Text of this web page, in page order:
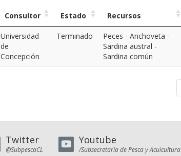
Consultor Estado Recursos
Universidad
de
Concepción
Terminado Peces - Anchoveta -
Sardina austral -
Sardina común
Twitter
@SubpescaCL
Youtube
/Subsecretaría de Pesca y Acuicultura